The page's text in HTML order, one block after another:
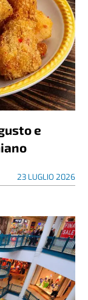
e
23 LUGLIO 2026